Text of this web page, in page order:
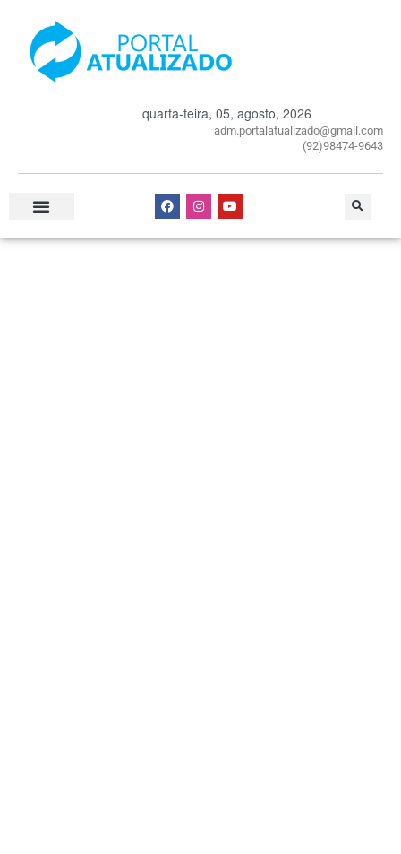
quarta-feira, 05, agosto, 2026
adm.portalatualizado@gmail.com
(92)98474-9643